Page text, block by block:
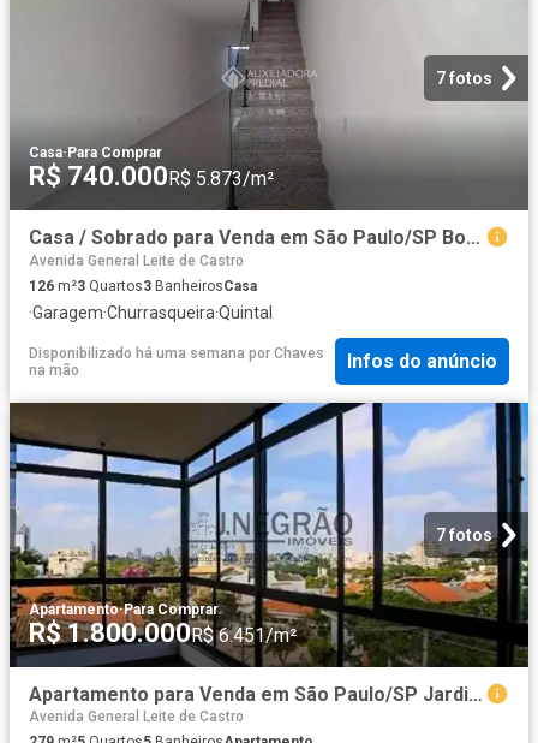
7 fotos
Casa· Para Comprar
R$ 740.000R$ 5.873/m²
Casa / Sobrado para Venda em São Paulo/SP Bosque da Saúde 3 Quartos
Avenida General Leite de Castro
126 m²3 Quartos3 BanheirosCasa
·Garagem·Churrasqueira·Quintal
Disponibilizado há uma semana por Chaves
na mão
Infos do anúncio
7 fotos
Apartamento·Para Comprar
R$ 1.800.000R$ 6.451/m²
Apartamento para Venda em São Paulo/SP Jardim da Saude 5 Quartos
Avenida General Leite de Castro